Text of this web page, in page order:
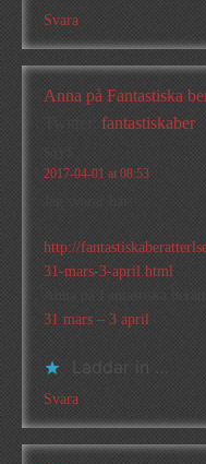
Svara
Anna på Fantastiska
fantastiskaber
2017-04-01 at 08:53
http://
31-mars-3-april.html
31 mars – 3 april
Laddar in …
Svara